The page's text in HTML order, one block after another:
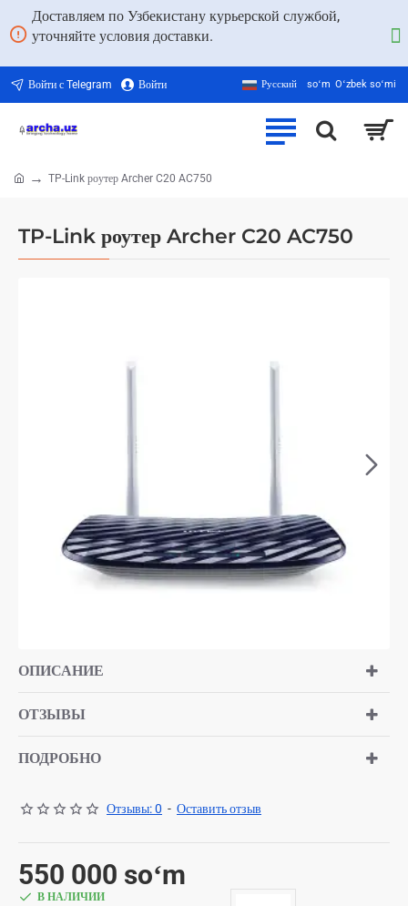
Доставляем по Узбекистану курьерской службой,
уточняйте условия доставки.
Войти с Telegram Войти Русский soʻm Oʻzbek soʻmi
TP-Link роутер Archer C20 AC750
TP-Link роутер Archer C20 AC750
ОПИСАНИЕ
ОТЗЫВЫ
ПОДРОБНО
Отзывы: 0 - Оставить отзыв
550 000 soʻm
В НАЛИЧИИ